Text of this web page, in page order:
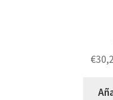
€